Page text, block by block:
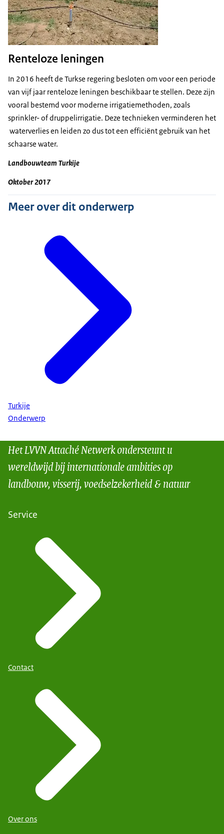
Renteloze leningen
In 2016 heeft de Turkse regering besloten om voor een periode
van vijf jaar renteloze leningen beschikbaar te stellen. Deze zijn
vooral bestemd voor moderne irrigatiemethoden, zoals
sprinkler- of druppelirrigatie. Deze technieken verminderen het
waterverlies en leiden zo dus tot een efficiënt gebruik van het
schaarse water.
Landbouwteam Turkije
Oktober 2017
Meer over dit onderwerp
Turkije
Onderwerp
Het LVVN Attaché Netwerk ondersteunt u
wereldwijd bij internationale ambities op
landbouw, visserij, voedselzekerheid & natuur
Service
Contact
Over ons